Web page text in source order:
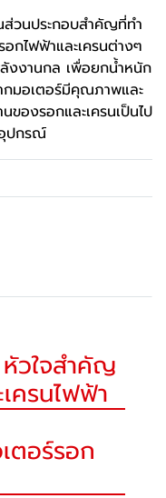
วนประกอบสำคัญที่ทำ
กไฟฟ้าและเครนต่างๆ
งงานกล เพื่อยกน้ำหนัก
กมอเตอร์มีคุณภาพและ
นของรอกและเครนเป็นไป
อุปกรณ์
วใจสำคัญ
ครนไฟฟ้า
ตอร์รอก